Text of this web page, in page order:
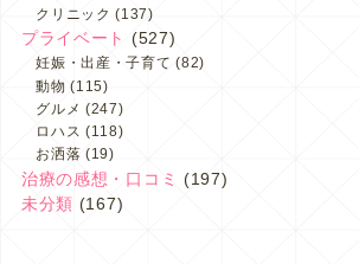
クリニック (137)
プライベート (527)
妊娠・出産・子育て (82)
動物 (115)
グルメ (247)
ロハス (118)
お洒落 (19)
治療の感想・口コミ
(197)
未分類 (167)